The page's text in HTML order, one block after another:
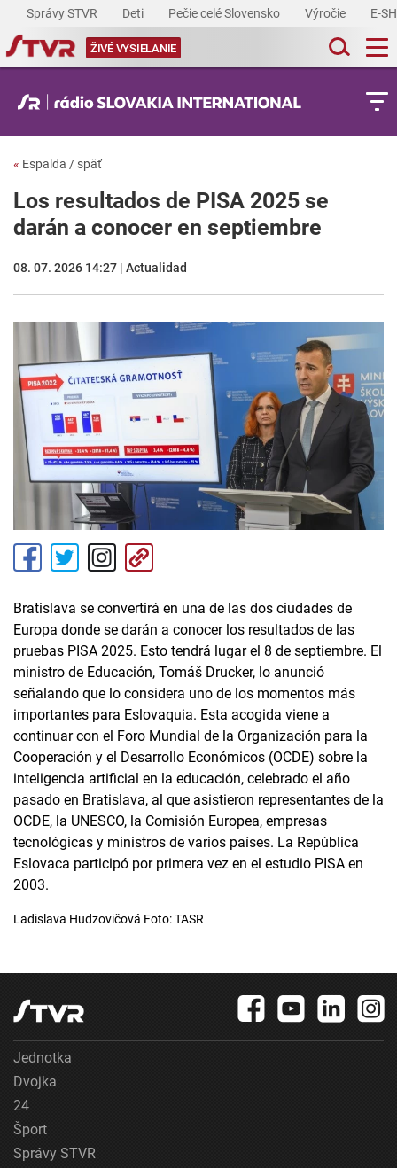
Správy STVR Deti Pečie celé Slovensko Výročie E-
ŽIVÉ VYSIELANIE
« Espalda / späť
Los resultados de PISA 2025 se
darán a conocer en septiembre
08. 07. 2026 14:27 | Actualidad
Bratislava se convertirá en una de las dos ciudades de
Europa donde se darán a conocer los resultados de las
pruebas PISA 2025. Esto tendrá lugar el 8 de septiembre. El
ministro de Educación, Tomáš Drucker, lo anunció
señalando que lo considera uno de los momentos más
importantes para Eslovaquia. Esta acogida viene a
continuar con el Foro Mundial de la Organización para la
Cooperación y el Desarrollo Económicos (OCDE) sobre la
inteligencia artificial en la educación, celebrado el año
pasado en Bratislava, al que asistieron representantes de la
OCDE, la UNESCO, la Comisión Europea, empresas
tecnológicas y ministros de varios países. La República
Eslovaca participó por primera vez en el estudio PISA en
2003.
Ladislava Hudzovičová Foto: TASR
Jednotka
Dvojka
24
Šport
Správy STVR